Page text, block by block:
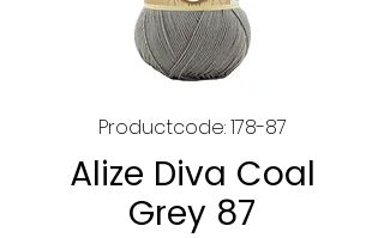
Productcode: 178-87
Alize Diva Coal
Grey 87